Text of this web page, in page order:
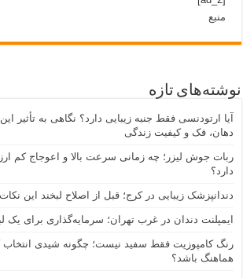
منبع
نوشته‌های تازه
آیا ارتودنسی فقط جنبه زیبایی دارد؟ نگاهی به تأثیر
دهان، فک و کیفیت زندگی
ربات جوش لیزر؛ چه زمانی سرعت بالا و اعوجاج کم
دارد؟
دندانپزشک زیبایی در کرج؛ قبل از اصلاح لبخند این نکات
ایمپلنت دندان در غرب تهران؛ سرمایه‌گذاری برای یک
رنگ کامپوزیت فقط سفید نیست؛ چگونه شیدی انتخاب
هماهنگ باشد؟